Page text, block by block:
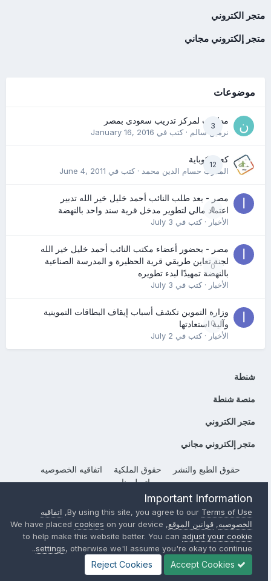
متجر الكتروني
متجر إلكتروني مجاني
موضوعات
3
مطلوب لمركز تدريب سعودى بمصر
نرمين سالم· كتب في January 16, 2016
12
كعب كوباية
المدرب حسام الدين محمد· كتب في June 4, 2011
0
مصر - بعد طلب النائب أحمد خليل خير الله تدبير
اعتماد مالي لتطوير مدخل قرية سند واحد بالنهضة
الأخبار· كتب في July 3
0
مصر - بحضور أعضاء مكتب النائب أحمد خليل خير الله
لجنة تعاين طريقي قرية الحظيرة و المدرسة الصناعية
بالنهضة تمهيدًا لبدء تطويره
الأخبار· كتب في July 3
0
وزارة التموين تكشف أسباب إيقاف البطاقات التموينية
وآلية استعادتها
الأخبار· كتب في July 2
شنطة
منصة شنطة
متجر الكتروني
متجر إلكتروني مجاني
حقوق الطبع والنشر حقوق الملكية
اتفاقيه الخصوصيه
إتصل بنا
Powered by Invision CommunityImportant Information
By using this site, you agree to ourTerms of Use
, اتفاقيه
الخصوصيه, قوانين الموقع, We have placed
cookies on your device
to help make this website better. You canadjust your cookie
settings , otherwise we'll assume you're okay to continue..
Accept Cookies